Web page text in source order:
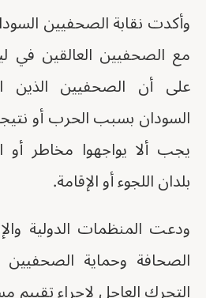
وأكدت نقابة الصحفيين
مع الصحفيين العالقين في
على أن الصحفيين الذين
السودان بسبب الحرب أو
يجب ألا يواجهوا مخاطر أو
بلدان اللجوء أو الإقامة.
ودعت المنظمات الدولية
الصحافة وحماية